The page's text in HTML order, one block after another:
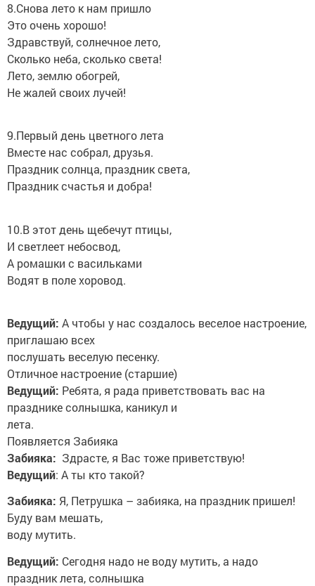
8.Снова лето к нам пришло
Это очень хорошо!
Здравствуй, солнечное лето,
Сколько неба, сколько света!
Лето, землю обогрей,
Не жалей своих лучей!
9.Первый день цветного лета
Вместе нас собрал, друзья.
Праздник солнца, праздник света,
Праздник счастья и добра!
10.В этот день щебечут птицы,
И светлеет небосвод,
А ромашки с васильками
Водят в поле хоровод.
Ведущий: А чтобы у нас создалось веселое настроение,
приглашаю всех
послушать веселую песенку.
Отличное настроение (старшие)
Ведущий: Ребята, я рада приветствовать вас на
празднике солнышка, каникул и
лета.
Появляется Забияка
Забияка: Здрасте, я Вас тоже приветствую!
Ведущий: А ты кто такой?
Забияка: Я, Петрушка – забияка, на праздник пришел!
Буду вам мешать,
воду мутить.
Ведущий: Сегодня надо не воду мутить, а надо
праздник лета, солнышка